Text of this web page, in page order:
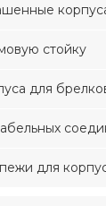
стойку
для
для